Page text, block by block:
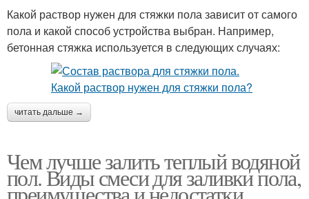
Какой раствор нужен для стяжки пола зависит от самого
пола и какой способ устройства выбран. Например,
бетонная стяжка используется в следующих случаях:
читать дальше →
Чем лучше залить теплый водяной
пол. Виды смеси для заливки пола,